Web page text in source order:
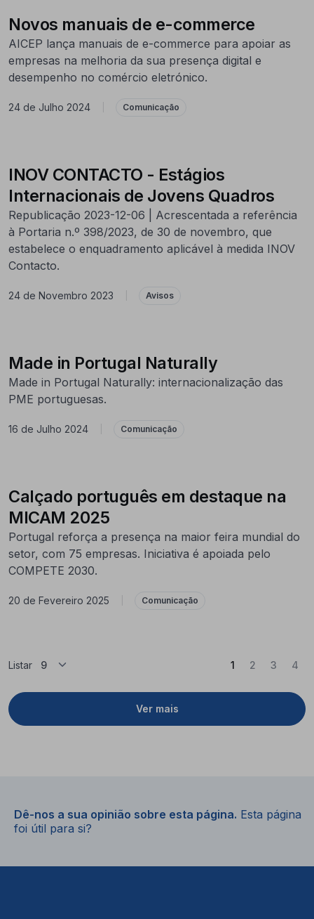
Novos manuais de e-commerce
AICEP lança manuais de e-commerce para apoiar as
empresas na melhoria da sua presença digital e
desempenho no comércio eletrónico.
24 de Julho 2024 Comunicação
INOV CONTACTO - Estágios
Internacionais de Jovens Quadros
Republicação 2023-12-06 | Acrescentada a referência
à Portaria n.º 398/2023, de 30 de novembro, que
estabelece o enquadramento aplicável à medida INOV
Contacto.
24 de Novembro 2023 Avisos
Made in Portugal Naturally
Made in Portugal Naturally: internacionalização das
PME portuguesas.
16 de Julho 2024 Comunicação
Calçado português em destaque na
MICAM 2025
Portugal reforça a presença na maior feira mundial do
setor, com 75 empresas. Iniciativa é apoiada pelo
COMPETE 2030.
20 de Fevereiro 2025 Comunicação
Listar
Ver mais
1 (Atual)
2 3 4
Dê-nos a sua opinião sobre esta página. Esta página
foi útil para si?